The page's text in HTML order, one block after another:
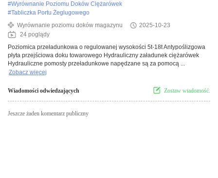
#Wyrównanie Poziomu Doków Ciężarówek
#Tabliczka Portu Żeglugowego
Wyrównanie poziomu doków magazynu
2025-10-23
24 poglądy
Poziomica przeładunkowa o regulowanej wysokości 5t-18t Antypoślizgowa
płyta przejściowa doku towarowego Hydrauliczny załadunek ciężarówek
Hydrauliczne pomosty przeładunkowe napędzane są za pomocą ...
Zobacz więcej
Wiadomości odwiedzających Zostaw wiadomość.
Jeszcze żaden komentarz publiczny